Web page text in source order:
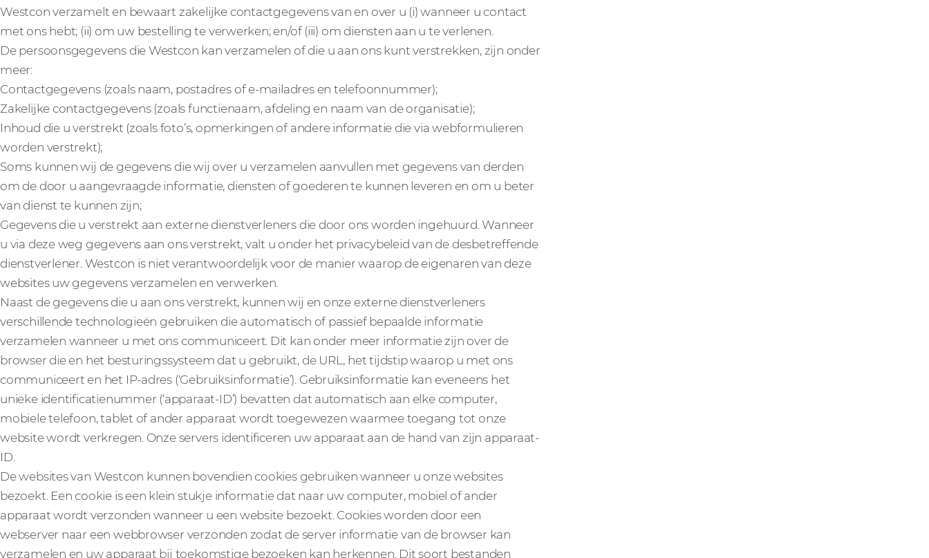
Westcon verzamelt en bewaart zakelijke contactgegevens van en over u (i) wanneer u contact
met ons hebt; (ii) om uw bestelling te verwerken; en/of (iii) om diensten aan u te verlenen.
De persoonsgegevens die Westcon kan verzamelen of die u aan ons kunt verstrekken, zijn onder
meer:
Contactgegevens (zoals naam, postadres of e-mailadres en telefoonnummer);
Zakelijke contactgegevens (zoals functienaam, afdeling en naam van de organisatie);
Inhoud die u verstrekt (zoals foto’s, opmerkingen of andere informatie die via webformulieren
worden verstrekt);
Soms kunnen wij de gegevens die wij over u verzamelen aanvullen met gegevens van derden
om de door u aangevraagde informatie, diensten of goederen te kunnen leveren en om u beter
van dienst te kunnen zijn;
Gegevens die u verstrekt aan externe dienstverleners die door ons worden ingehuurd. Wanneer
u via deze weg gegevens aan ons verstrekt, valt u onder het privacybeleid van de desbetreffende
dienstverlener. Westcon is niet verantwoordelijk voor de manier waarop de eigenaren van deze
websites uw gegevens verzamelen en verwerken.
Naast de gegevens die u aan ons verstrekt, kunnen wij en onze externe dienstverleners
verschillende technologieën gebruiken die automatisch of passief bepaalde informatie
verzamelen wanneer u met ons communiceert. Dit kan onder meer informatie zijn over de
browser die en het besturingssysteem dat u gebruikt, de URL, het tijdstip waarop u met ons
communiceert en het IP-adres (‘Gebruiksinformatie’). Gebruiksinformatie kan eveneens het
unieke identificatienummer (‘apparaat-ID’) bevatten dat automatisch aan elke computer,
mobiele telefoon, tablet of ander apparaat wordt toegewezen waarmee toegang tot onze
website wordt verkregen. Onze servers identificeren uw apparaat aan de hand van zijn apparaat-
ID.
De websites van Westcon kunnen bovendien cookies gebruiken wanneer u onze websites
bezoekt. Een cookie is een klein stukje informatie dat naar uw computer, mobiel of ander
apparaat wordt verzonden wanneer u een website bezoekt. Cookies worden door een
webserver naar een webbrowser verzonden zodat de server informatie van de browser kan
verzamelen en uw apparaat bij toekomstige bezoeken kan herkennen. Dit soort bestanden